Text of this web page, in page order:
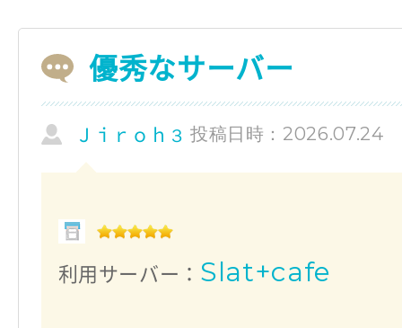
優秀なサーバー
Ｊｉｒｏｈ３ 投稿日時：2026.07.24
利用サーバー： Slat+cafe